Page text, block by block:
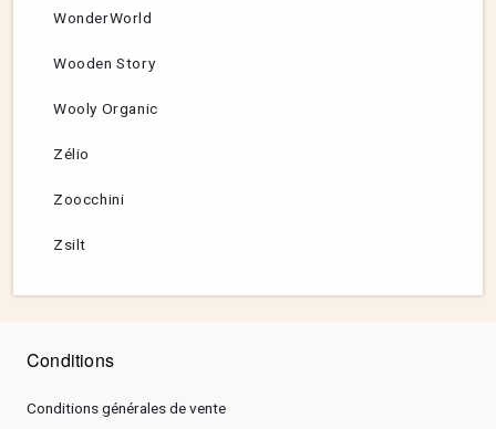
WonderWorld
Wooden Story
Wooly Organic
Zélio
Zoocchini
Zsilt
Conditions
Conditions générales de vente